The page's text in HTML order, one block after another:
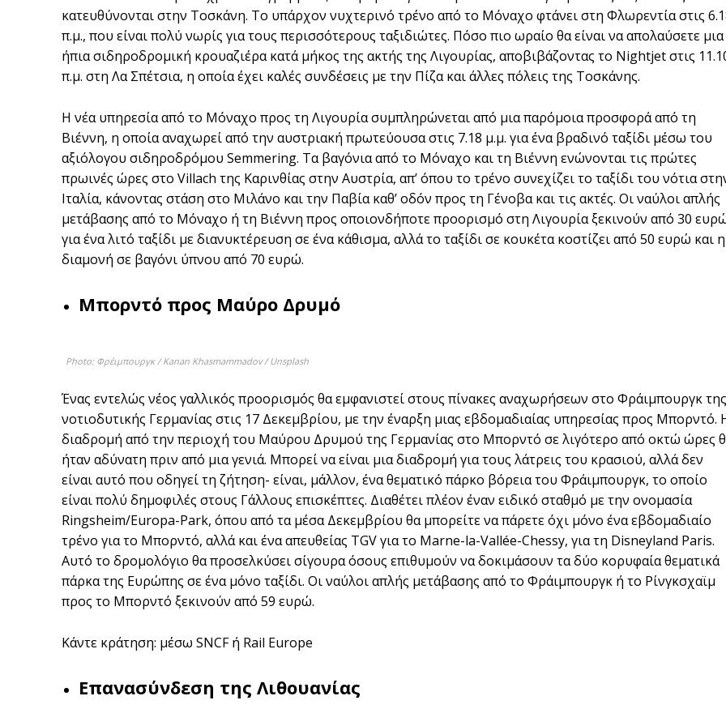
κατευθύνονται στην Τοσκάνη. Το υπάρχον νυχτερινό τρένο από το Μόναχο φτάνει στη Φλωρεντία στις
π.μ., που είναι πολύ νωρίς για τους περισσότερους ταξιδιώτες. Πόσο πιο ωραίο θα είναι να απολαύσετε μια
ήπια σιδηροδρομική κρουαζιέρα κατά μήκος της ακτής της Λιγουρίας, αποβιβάζοντας το Nightjet στις
π.μ. στη Λα Σπέτσια, η οποία έχει καλές συνδέσεις με την Πίζα και άλλες πόλεις της Τοσκάνης.
Η νέα υπηρεσία από το Μόναχο προς τη Λιγουρία συμπληρώνεται από μια παρόμοια προσφορά από τη
Βιέννη, η οποία αναχωρεί από την αυστριακή πρωτεύουσα στις 7.18 μ.μ. για ένα βραδινό ταξίδι μέσω του
αξιόλογου σιδηροδρόμου Semmering. Τα βαγόνια από το Μόναχο και τη Βιέννη ενώνονται τις πρώτες
πρωινές ώρες στο Villach της Καρινθίας στην Αυστρία, απ’ όπου το τρένο συνεχίζει το ταξίδι του νότια
Ιταλία, κάνοντας στάση στο Μιλάνο και την Παβία καθ’ οδόν προς τη Γένοβα και τις ακτές. Οι ναύλοι απλής
μετάβασης από το Μόναχο ή τη Βιέννη προς οποιονδήποτε προορισμό στη Λιγουρία ξεκινούν από 30
για ένα λιτό ταξίδι με διανυκτέρευση σε ένα κάθισμα, αλλά το ταξίδι σε κουκέτα κοστίζει από 50 ευρώ και η
διαμονή σε βαγόνι ύπνου από 70 ευρώ.
Μπορντό προς Μαύρο Δρυμό
Photo: Φρέιμπουργκ / Kanan Khasmammadov / Unsplash
Ένας εντελώς νέος γαλλικός προορισμός θα εμφανιστεί στους πίνακες αναχωρήσεων στο Φράιμπουργκ της
νοτιοδυτικής Γερμανίας στις 17 Δεκεμβρίου, με την έναρξη μιας εβδομαδιαίας υπηρεσίας προς Μπορντό.
διαδρομή από την περιοχή του Μαύρου Δρυμού της Γερμανίας στο Μπορντό σε λιγότερο από οκτώ ώρες
ήταν αδύνατη πριν από μια γενιά. Μπορεί να είναι μια διαδρομή για τους λάτρεις του κρασιού, αλλά δεν
είναι αυτό που οδηγεί τη ζήτηση- είναι, μάλλον, ένα θεματικό πάρκο βόρεια του Φράιμπουργκ, το οποίο
είναι πολύ δημοφιλές στους Γάλλους επισκέπτες. Διαθέτει πλέον έναν ειδικό σταθμό με την ονομασία
Ringsheim/Europa-Park, όπου από τα μέσα Δεκεμβρίου θα μπορείτε να πάρετε όχι μόνο ένα εβδομαδιαίο
τρένο για το Μπορντό, αλλά και ένα απευθείας TGV για το Marne-la-Vallée-Chessy, για τη Disneyland Paris.
Αυτό το δρομολόγιο θα προσελκύσει σίγουρα όσους επιθυμούν να δοκιμάσουν τα δύο κορυφαία θεματικά
πάρκα της Ευρώπης σε ένα μόνο ταξίδι. Οι ναύλοι απλής μετάβασης από το Φράιμπουργκ ή το Ρίνγκσχαϊμ
προς το Μπορντό ξεκινούν από 59 ευρώ.
Κάντε κράτηση: μέσω SNCF ή Rail Europe
Επανασύνδεση της Λιθουανίας